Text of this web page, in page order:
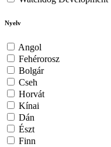
Nyelv
Angol
Fehérorosz
Bolgár
Cseh
Horvát
Kínai
Dán
Észt
Finn